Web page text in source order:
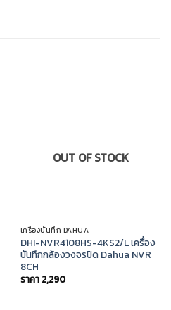
OUT OF STOCK
เครื่องบันทึก DAHUA
DHI-NVR4108HS-4KS2/L เครื่อง
บันทึกกล้องวงจรปิด Dahua NVR
8CH
ราคา 2,290